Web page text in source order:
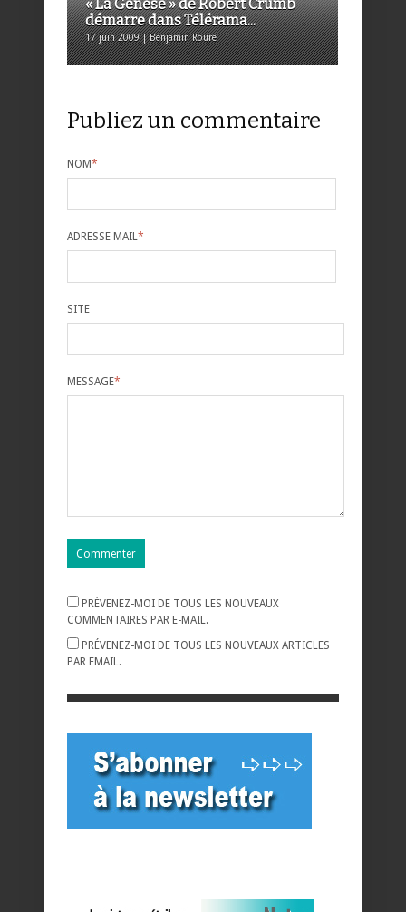
« La Genèse » de Robert Crumb
démarre dans Télérama...
17 juin 2009 | Benjamin Roure
Publiez un commentaire
NOM*
ADRESSE MAIL *
SITE
MESSAGE*
PRÉVENEZ-MOI DE TOUS LES NOUVEAUX
COMMENTAIRES PAR E-MAIL.
PRÉVENEZ-MOI DE TOUS LES NOUVEAUX ARTICLES
PAR EMAIL.